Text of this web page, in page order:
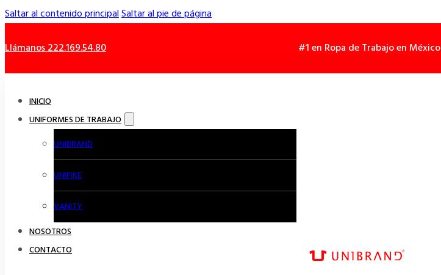
Saltar al contenido principalSaltar al pie de página
Llámanos 222.169.54.80 #1 en Ropa de Trabajo en México
INICIO
UNIFORMES DE TRABAJO
UNIBRAND
UNIFIKE
VANITY
NOSOTROS
CONTACTO